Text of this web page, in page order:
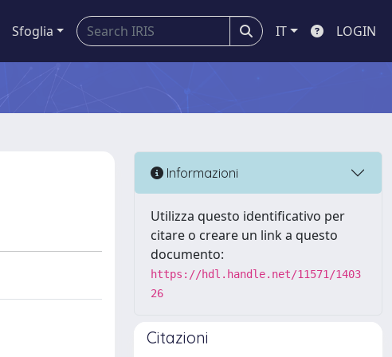
Sfoglia IT LOGIN
Informazioni
Utilizza questo identificativo per
citare o creare un link a questo
documento:
https://hdl.handle.net/11571/1403
26
Citazioni